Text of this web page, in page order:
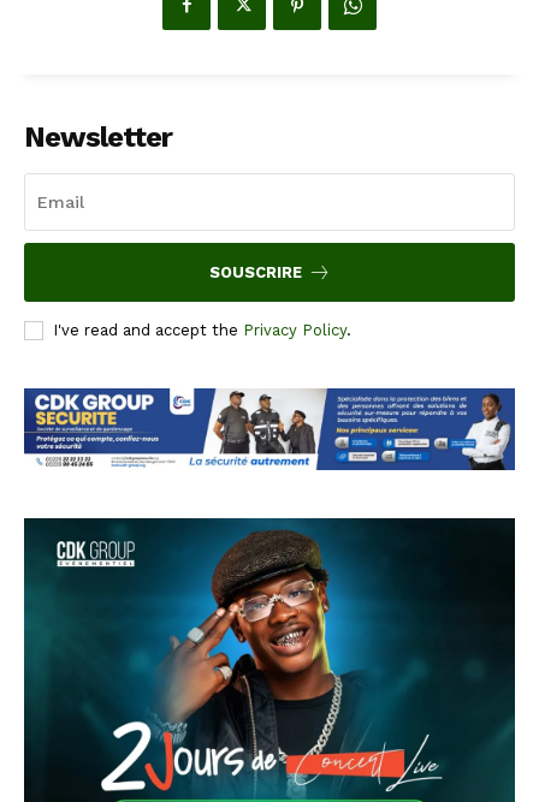
Newsletter
SOUSCRIRE
I've read and accept the Privacy Policy.